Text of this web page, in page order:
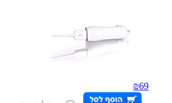
₪69